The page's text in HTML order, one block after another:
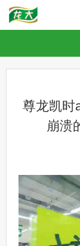
尊龙凯时
崩溃